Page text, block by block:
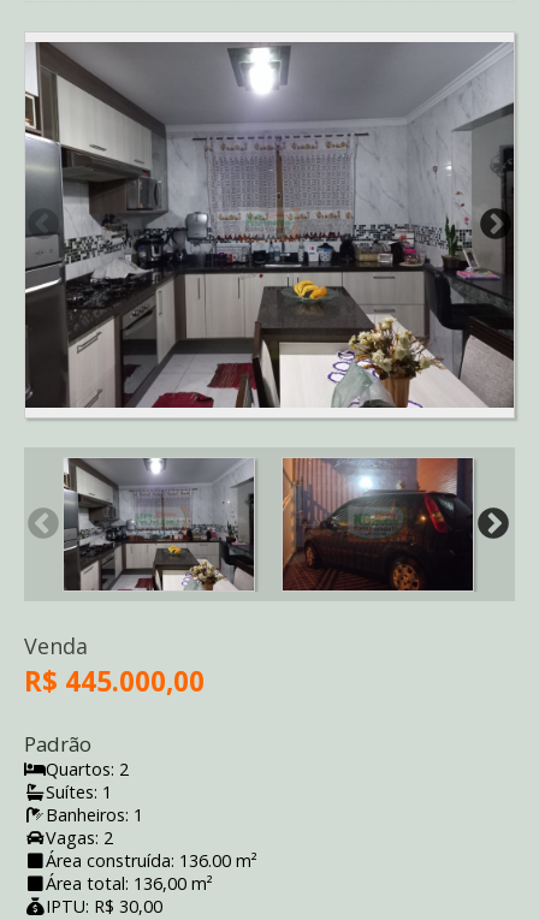
Venda
R$ 445.000,00
Padrão
Quartos: 2
Suítes: 1
Banheiros: 1
Vagas: 2
Área construída: 136.00 m²
Área total: 136,00 m²
IPTU: R$ 30,00